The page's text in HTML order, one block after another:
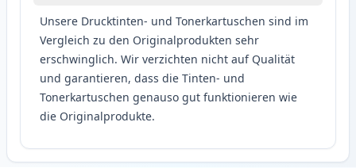
Unsere Drucktinten- und Tonerkartuschen sind im
Vergleich zu den Originalprodukten sehr
erschwinglich. Wir verzichten nicht auf Qualität
und garantieren, dass die Tinten- und
Tonerkartuschen genauso gut funktionieren wie
die Originalprodukte.